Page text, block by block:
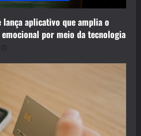
aplicativo que amplia o
por meio da tecnologia